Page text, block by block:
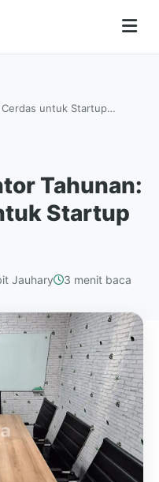
Cerdas untuk Startup…
Tahunan:
Startup
Jauhary 3 menit baca